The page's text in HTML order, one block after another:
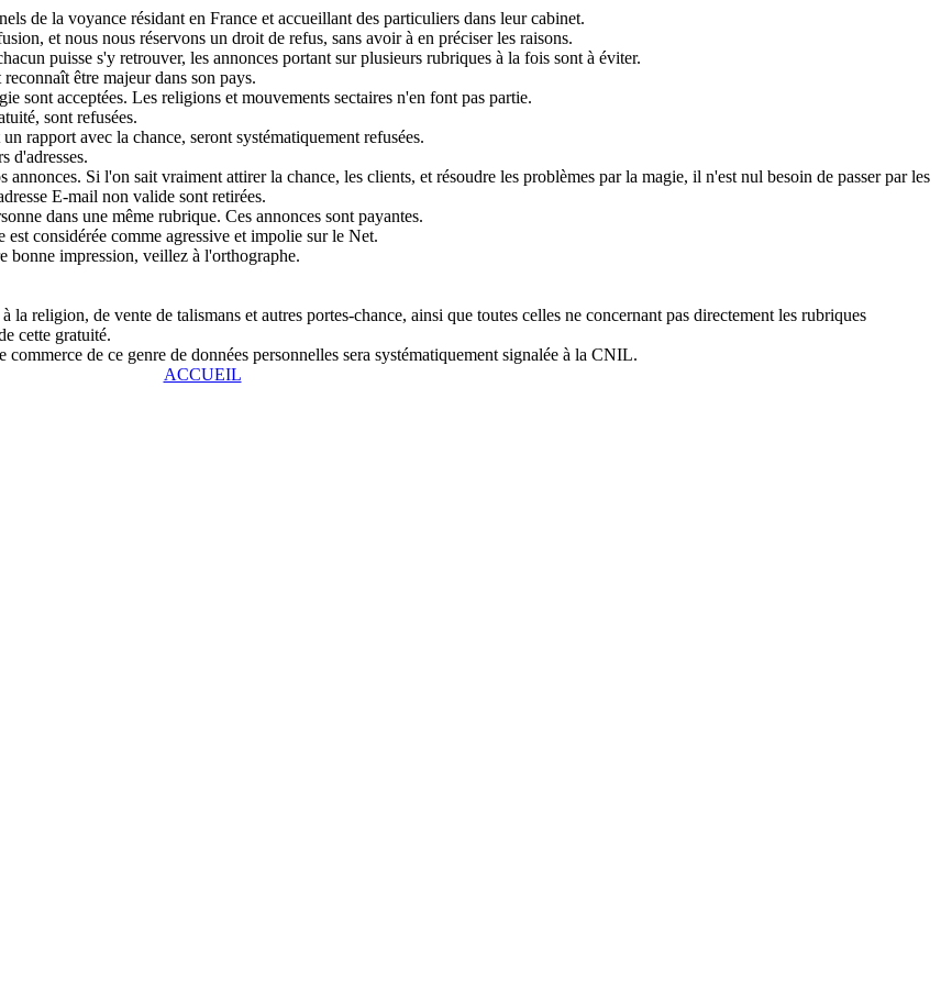
de la voyance résidant en France et accueillant des particuliers dans leur cabinet.
et nous nous réservons un droit de refus, sans avoir à en préciser les raisons.
puisse s'y retrouver, les annonces portant sur plusieurs rubriques à la fois sont à éviter.
être majeur dans son pays.
sont acceptées. Les religions et mouvements sectaires n'en font pas partie.
sont refusées.
rapport avec la chance, seront systématiquement refusées.
d'adresses.
annonces. Si l'on sait vraiment attirer la chance, les clients, et résoudre les problèmes par la magie, il n'est nul besoin de passer par les
E-mail non valide sont retirées.
dans une même rubrique. Ces annonces sont payantes.
considérée comme agressive et impolie sur le Net.
bonne impression, veillez à l'orthographe.
la religion, de vente de talismans et autres portes-chance, ainsi que toutes celles ne concernant pas directement les rubriques
cette gratuité.
de ce genre de données personnelles sera systématiquement signalée à la CNIL.
ACCUEIL